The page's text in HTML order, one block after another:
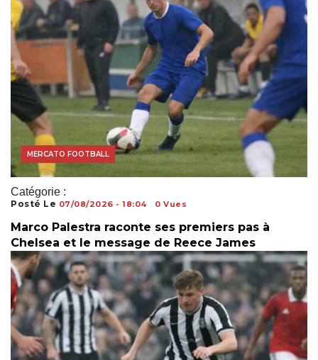
Catégorie :
COUPE DU MONDE
MERCATO FOOTBALL
Posté Le 07/08/2026 - 18:04 0 Vues
Marco Palestra raconte ses premiers pas à
Chelsea et le message de Reece James